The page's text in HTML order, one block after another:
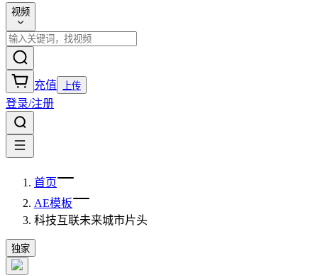
视频
充值 上传
登录/注册
首页
AE模板
科技互联未来城市片头
独家